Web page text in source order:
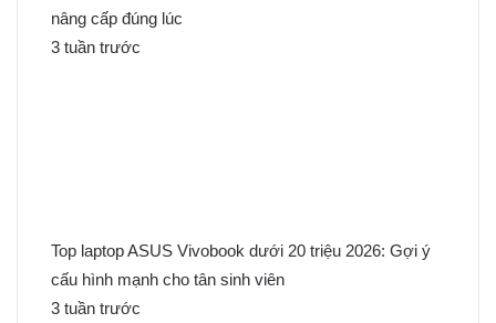
nâng cấp đúng lúc
3 tuần trước
Top laptop ASUS Vivobook dưới 20 triệu 2026: Gợi ý
cấu hình mạnh cho tân sinh viên
3 tuần trước